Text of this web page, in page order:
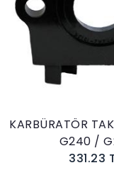
LONCIN